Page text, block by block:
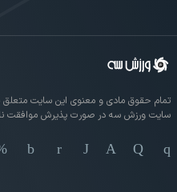
تمام حقوق مادی و معنوی این سایت
سایت ورزش سه در صورت پذیرش موافقت